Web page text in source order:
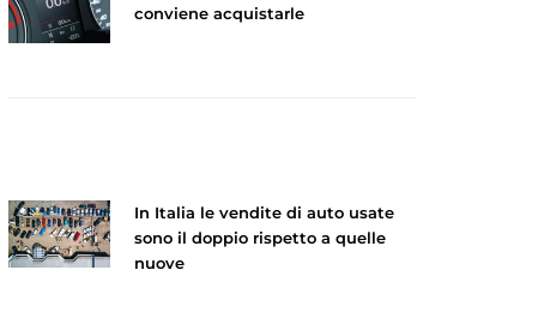
conviene acquistarle
In Italia le vendite di auto usate
sono il doppio rispetto a quelle
nuove